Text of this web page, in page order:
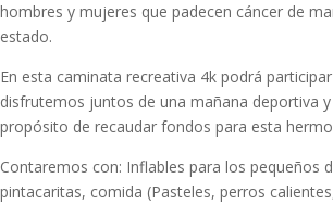
hombres y mujeres que padecen cáncer de
estado.
En esta caminata recreativa 4k podrá
disfrutemos juntos de una mañana deportiva
propósito de recaudar fondos para esta
Contaremos con: Inflables para los pequeños
pintacaritas, comida (Pasteles, perros